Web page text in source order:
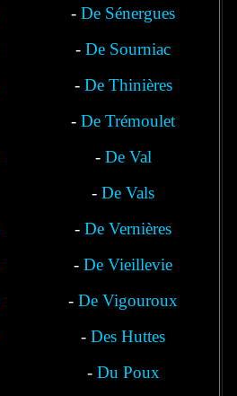
-De Sénergues
-De Sourniac
- De Thinières
-De Trémoulet
- De Val
-De Vals
-De Vernières
-De Vieillevie
-De Vigouroux
-Des Huttes
- Du Poux